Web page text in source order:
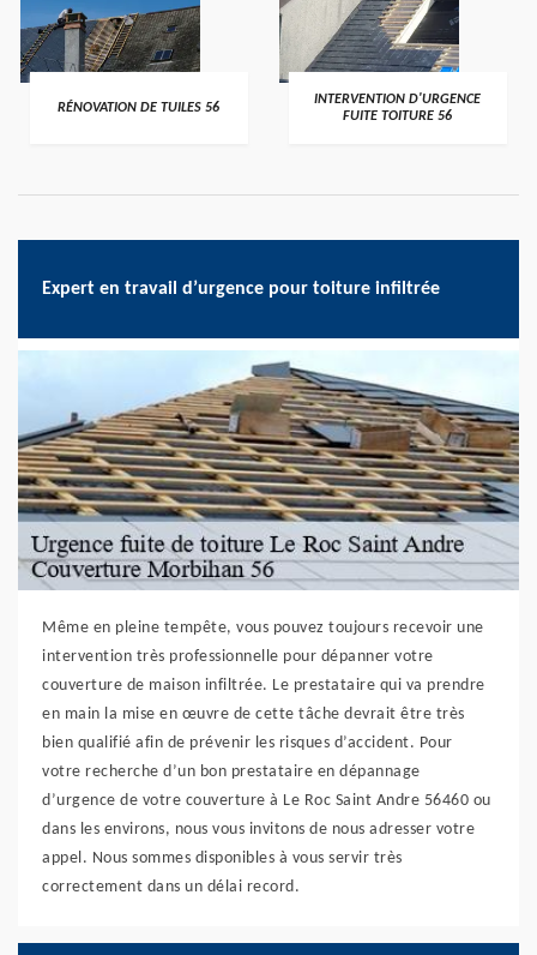
>
RÉNOVATION DE TUILES 56 >
INTERVENTION D'URGENCE
FUITE TOITURE 56
Expert en travail d’urgence pour toiture infiltrée
Même en pleine tempête, vous pouvez toujours recevoir une
intervention très professionnelle pour dépanner votre
couverture de maison infiltrée. Le prestataire qui va prendre
en main la mise en œuvre de cette tâche devrait être très
bien qualifié afin de prévenir les risques d’accident. Pour
votre recherche d’un bon prestataire en dépannage
d’urgence de votre couverture à Le Roc Saint Andre 56460 ou
dans les environs, nous vous invitons de nous adresser votre
appel. Nous sommes disponibles à vous servir très
correctement dans un délai record.